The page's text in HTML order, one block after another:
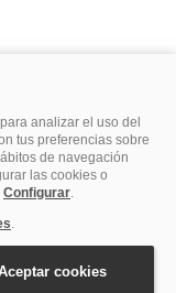
derechos reservados.